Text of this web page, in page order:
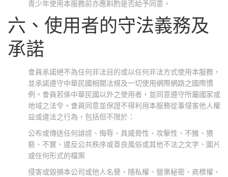
青少年使用本服務前亦應斟酌是否給予同意。
六、使用者的守法義務及
承諾
會員承諾絕不為任何非法目的或以任何非法方式使用本服務，
並承諾遵守中華民國相關法規及一切使用網際網路之國際慣
例。會員若係中華民國以外之使用者，並同意遵守所屬國家或
地域之法令。會員同意並保證不得利用本服務從事侵害他人權
益或違法之行為，包括但不限於：
公布或傳送任何誹謗、侮辱、具威脅性、攻擊性、不雅、猥
褻、不實、違反公共秩序或善良風俗或其他不法之文字、圖片
或任何形式的檔案
侵害或毀損本公司或他人名譽、隱私權、營業秘密、商標權、